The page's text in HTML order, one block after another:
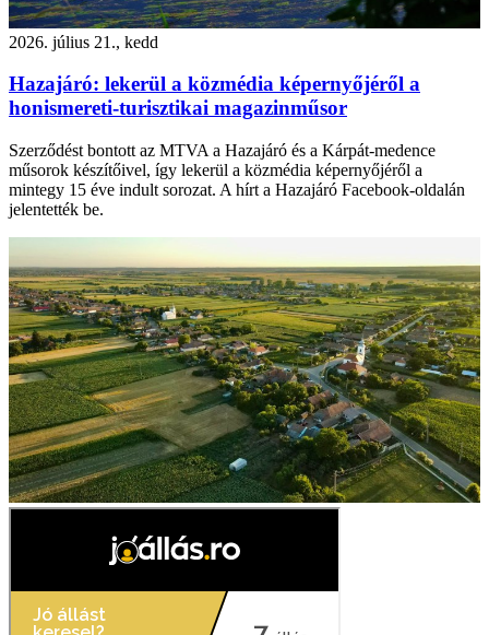
2026. július 21., kedd
Hazajáró: lekerül a közmédia képernyőjéről a
honismereti-turisztikai magazinműsor
Szerződést bontott az MTVA a Hazajáró és a Kárpát-medence
műsorok készítőivel, így lekerül a közmédia képernyőjéről a
mintegy 15 éve indult sorozat. A hírt a Hazajáró Facebook-oldalán
jelentették be.